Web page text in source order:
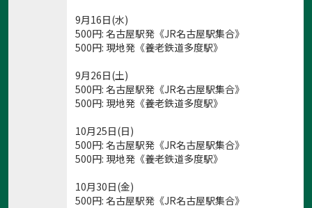
9月16日(水)
500円: 名古屋駅発《JR名古屋駅集合》
500円: 現地発《養老鉄道多度駅》
9月26日(土)
500円: 名古屋駅発《JR名古屋駅集合》
500円: 現地発《養老鉄道多度駅》
10月25日(日)
500円: 名古屋駅発《JR名古屋駅集合》
500円: 現地発《養老鉄道多度駅》
10月30日(金)
500円: 名古屋駅発《JR名古屋駅集合》